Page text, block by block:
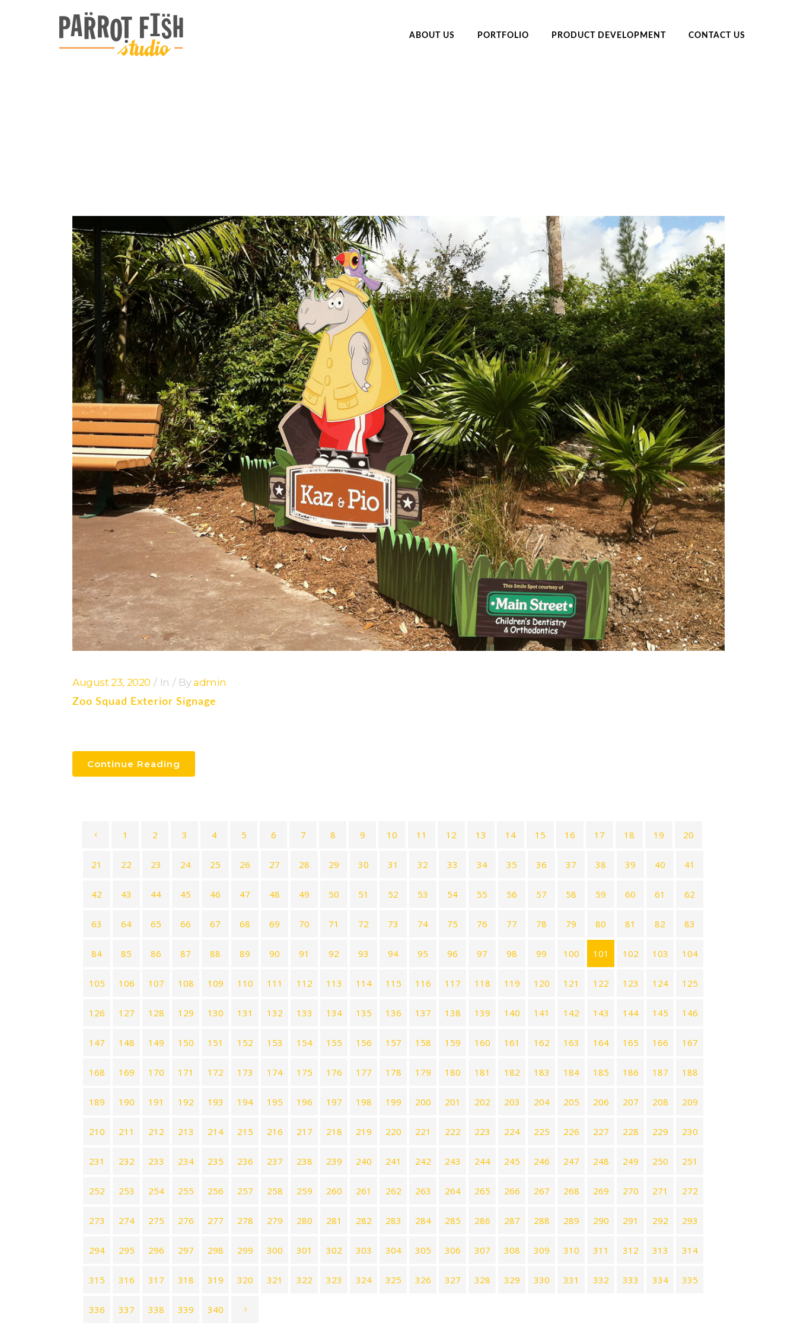
ABOUT US PORTFOLIO PRODUCT DEVELOPMENT CONTACT US
August 23, 2020 In Byadmin
Zoo Squad Exterior Signage
Continue Reading
1 2 3 4 5 6 7 8 9 10 11 12 13 14 15 16 17 18 19 20
21 22 23 24 25 26 27 28 29 30 31 32 33 34 35 36 37 38 39 40 41
42 43 44 45 46 47 48 49 50 51 52 53 54 55 56 57 58 59 60 61 62
63 64 65 66 67 68 69 70 71 72 73 74 75 76 77 78 79 80 81 82 83
84 85 86 87 88 89 90 91 92 93 94 95 96 97 98 99 100 101 102 103 104
105 106 107 108 109 110 111 112 113 114 115 116 117 118 119 120 121 122 123 124 125
126 127 128 129 130 131 132 133 134 135 136 137 138 139 140 141 142 143 144 145 146
147 148 149 150 151 152 153 154 155 156 157 158 159 160 161 162 163 164 165 166 167
168 169 170 171 172 173 174 175 176 177 178 179 180 181 182 183 184 185 186 187 188
189 190 191 192 193 194 195 196 197 198 199 200 201 202 203 204 205 206 207 208 209
210 211 212 213 214 215 216 217 218 219 220 221 222 223 224 225 226 227 228 229 230
231 232 233 234 235 236 237 238 239 240 241 242 243 244 245 246 247 248 249 250 251
252 253 254 255 256 257 258 259 260 261 262 263 264 265 266 267 268 269 270 271 272
273 274 275 276 277 278 279 280 281 282 283 284 285 286 287 288 289 290 291 292 293
294 295 296 297 298 299 300 301 302 303 304 305 306 307 308 309 310 311 312 313 314
315 316 317 318 319 320 321 322 323 324 325 326 327 328 329 330 331 332 333 334 335
336 337 338 339 340